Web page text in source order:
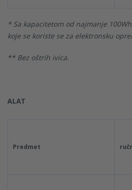
* Sa kapacitetom od najmanje
koje se koriste se za elektronsku
** Bez oštrih ivica.
ALAT
Predmet